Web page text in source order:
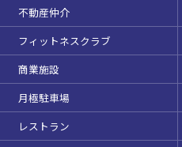
不動産仲介
フィットネスクラブ
商業施設
月極駐車場
レストラン